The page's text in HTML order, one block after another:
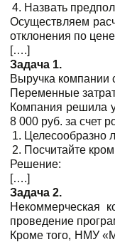
Назвать
Осуществляем
отклонения по
[….]
Задача 1.
Выручка компании
Переменные
Компания решила
8 000 руб. за счет
Целесообразно
Посчитайте
Решение:
[….]
Задача 2.
Некоммерческая
проведение
Кроме того, НМУ